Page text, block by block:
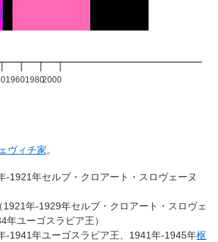
| |
1960
|
1980
|
2000
ヴィチ家。
-1921年セルブ・クロアート・スロヴェーヌ
（1921年-1929年セルブ・クロアート・スロヴェ
ユーゴスラビア王）
-1941年ユーゴスラビア王、1941年-1945年枢